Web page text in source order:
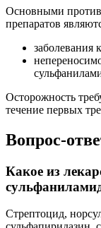
Основными
препаратов
заболевания
Осторожность
течение первых
Вопрос-
Какое из
Стрептоцид,